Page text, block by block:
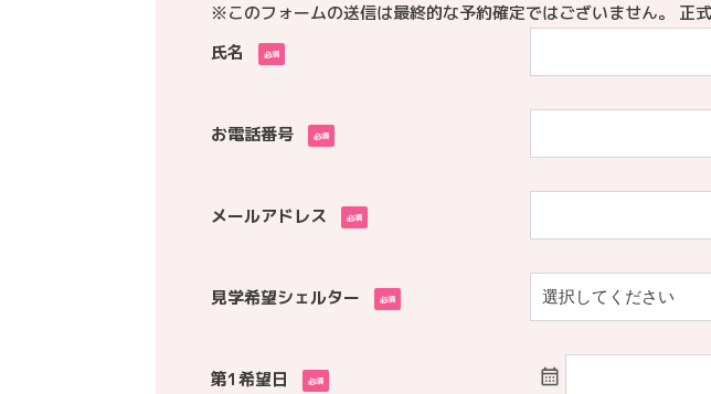
※このフォームの送信は最終的な予約確定ではございません。 正
氏名
必須
お電話番号 必須
メールアドレス 必須
見学希望シェルター 必須
第1希望日 必須